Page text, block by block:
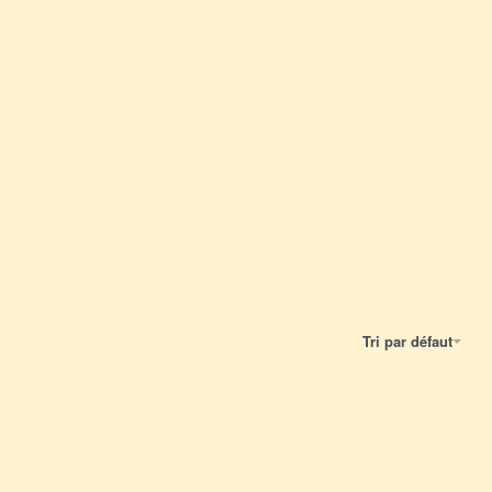
Tri par défaut